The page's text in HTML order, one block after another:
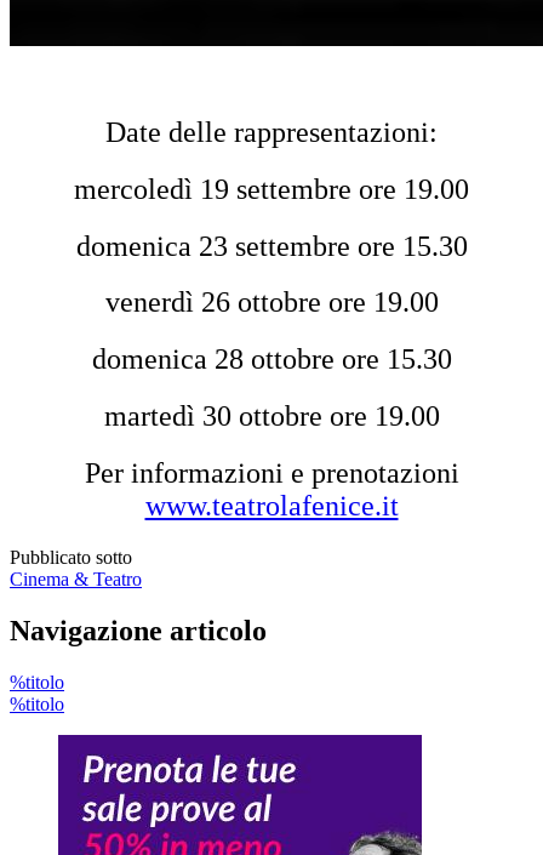
Date delle rappresentazioni:
mercoledì 19 settembre ore 19.00
domenica 23 settembre ore 15.30
venerdì 26 ottobre ore 19.00
domenica 28 ottobre ore 15.30
martedì 30 ottobre ore 19.00
Per informazioni e prenotazioni
www.teatrolafenice.it
Pubblicato sotto
Cinema & Teatro
Navigazione articolo
%titolo
%titolo